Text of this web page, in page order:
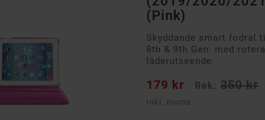
(Pink)
Skyddande smart fodral
8th & 9th Gen. med
läderutseende.
179 kr Rek: 350 kr
Inkl. moms